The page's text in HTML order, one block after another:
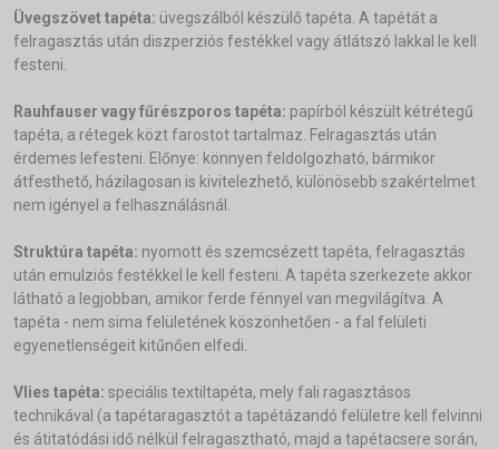
Üvegszövet tapéta: üvegszálból készülő tapéta. A tapétát a
felragasztás után diszperziós festékkel vagy átlátszó lakkal le kell
festeni.
Rauhfauser vagy fűrészporos tapéta: papírból készült kétrétegű
tapéta, a rétegek közt farostot tartalmaz. Felragasztás után
érdemes lefesteni. Előnye: könnyen feldolgozható, bármikor
átfesthető, házilagosan is kivitelezhető, különösebb szakértelmet
nem igényel a felhasználásnál.
Struktúra tapéta: nyomott és szemcsézett tapéta, felragasztás
után emulziós festékkel le kell festeni. A tapéta szerkezete akkor
látható a legjobban, amikor ferde fénnyel van megvilágítva. A
tapéta - nem sima felületének köszönhetően - a fal felületi
egyenetlenségeit kitűnően elfedi.
Vlies tapéta: speciális textiltapéta, mely fali ragasztásos
technikával (a tapétaragasztót a tapétázandó felületre kell felvinni
és átitatódási idő nélkül felragasztható, majd a tapétacsere során,